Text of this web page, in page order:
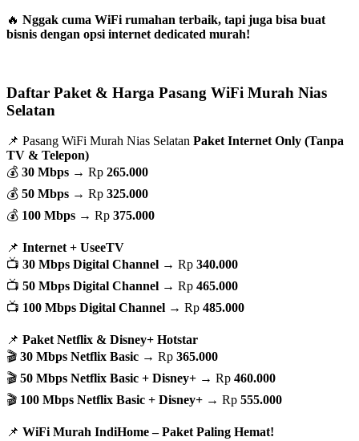
🔥 Nggak cuma WiFi rumahan terbaik, tapi juga bisa buat
bisnis dengan opsi internet dedicated murah!
Daftar Paket & Harga Pasang WiFi Murah Nias
Selatan
📌 Pasang WiFi Murah Nias Selatan Paket Internet Only (Tanpa
TV & Telepon)
💰 30 Mbps → Rp 265.000
💰 50 Mbps → Rp 325.000
💰 100 Mbps → Rp 375.000
📌 Internet + UseeTV
📺 30 Mbps Digital Channel → Rp 340.000
📺 50 Mbps Digital Channel → Rp 465.000
📺 100 Mbps Digital Channel → Rp 485.000
📌 Paket Netflix & Disney+ Hotstar
🎬 30 Mbps Netflix Basic → Rp 365.000
🎬 50 Mbps Netflix Basic + Disney+ → Rp 460.000
🎬 100 Mbps Netflix Basic + Disney+ → Rp 555.000
📌 WiFi Murah IndiHome – Paket Paling Hemat!